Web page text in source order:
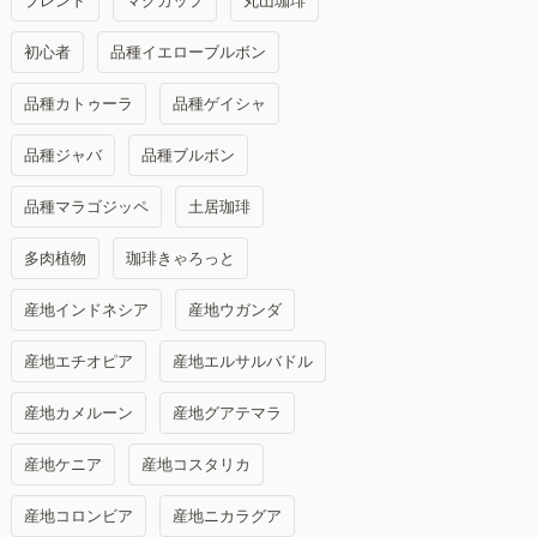
初心者 品種イエローブルボン
品種カトゥーラ 品種ゲイシャ
品種ジャバ 品種ブルボン
品種マラゴジッペ 土居珈琲
多肉植物 珈琲きゃろっと
産地インドネシア 産地ウガンダ
産地エチオピア 産地エルサルバドル
産地カメルーン 産地グアテマラ
産地ケニア 産地コスタリカ
産地コロンビア 産地ニカラグア